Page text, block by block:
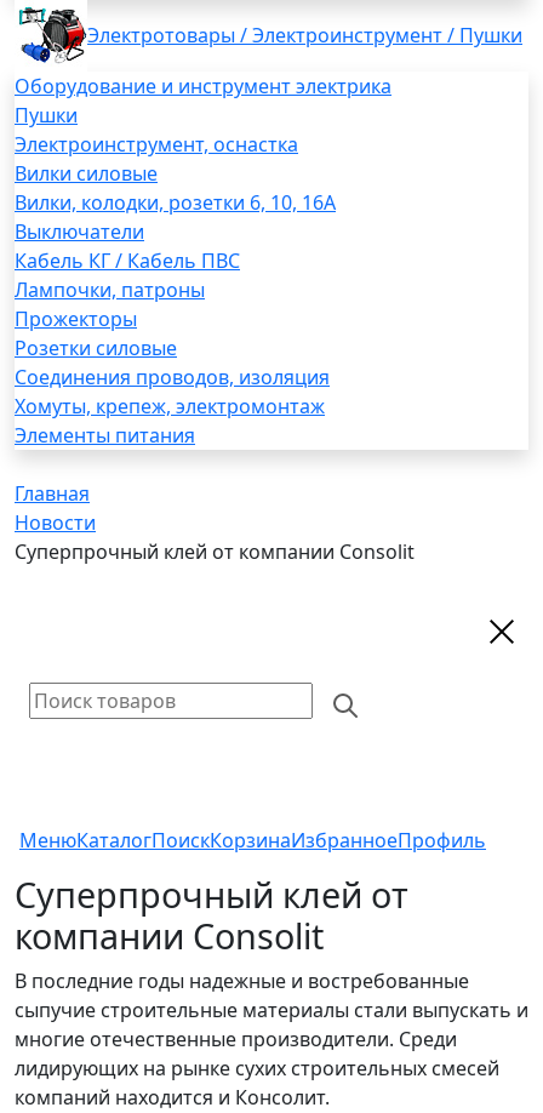
Электротовары / Электроинструмент / Пушки
Оборудование и инструмент электрика
Пушки
Электроинструмент, оснастка
Вилки силовые
Вилки, колодки, розетки 6, 10, 16А
Выключатели
Кабель КГ / Кабель ПВС
Лампочки, патроны
Прожекторы
Розетки силовые
Соединения проводов, изоляция
Хомуты, крепеж, электромонтаж
Элементы питания
Главная
Новости
Суперпрочный клей от компании Consolit
МенюКаталогПоискКорзинаИзбранноеПрофиль
Суперпрочный клей от
компании Consolit
В последние годы надежные и востребованные
сыпучие строительные материалы стали выпускать и
многие отечественные производители. Среди
лидирующих на рынке сухих строительных смесей
компаний находится и Консолит.